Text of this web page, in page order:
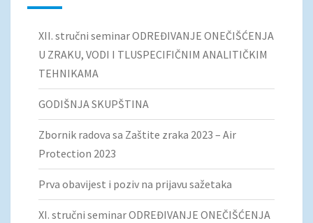
XII. stručni seminar ODREĐIVANJE ONEČIŠĆENJA
U ZRAKU, VODI I TLUSPECIFIČNIM ANALITIČKIM
TEHNIKAMA
GODIŠNJA SKUPŠTINA
Zbornik radova sa Zaštite zraka 2023 – Air
Protection 2023
Prva obavijest i poziv na prijavu sažetaka
XI. stručni seminar ODREĐIVANJE ONEČIŠĆENJA